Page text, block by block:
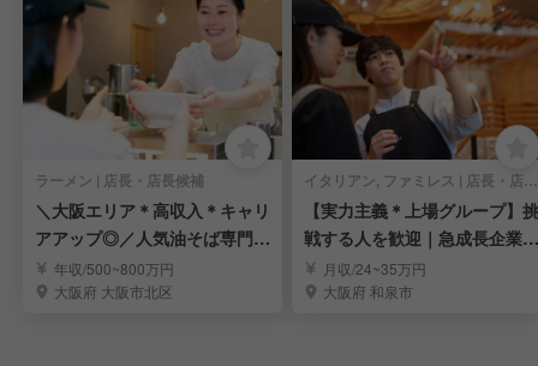
ラーメン | 店長・店長候補
＼大阪エリア＊高収入＊キャリ
アアップ◎／人気油そば専門店
の店長候補を募集！
年収/500~800万円
大阪府 大阪市北区
イタリアン, ファミレス | 店長・店長候補
【実力主義＊上場グループ】挑
戦する人を歓迎｜急成長企業で
キャリアを実現
月収/24~35万円
大阪府 和泉市